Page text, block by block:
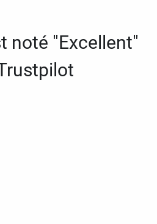
noté "Excellent"